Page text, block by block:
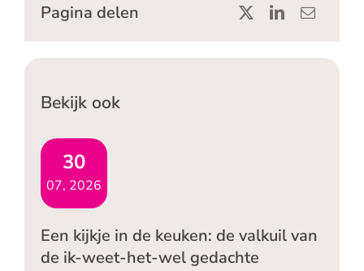
Pagina delen
Bekijk ook
30
07, 2026
Een kijkje in de keuken: de valkuil van
de ik-weet-het-wel gedachte